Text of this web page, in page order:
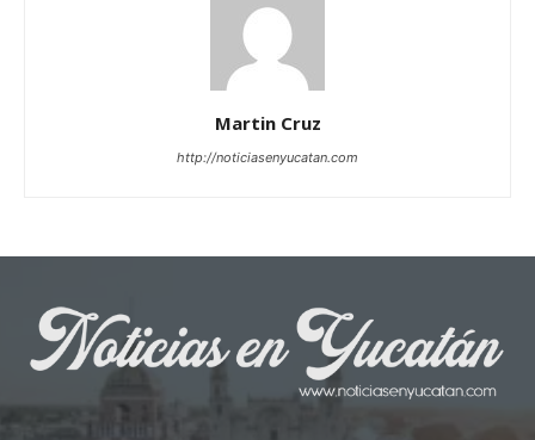
Martin Cruz
http://noticiasenyucatan.com